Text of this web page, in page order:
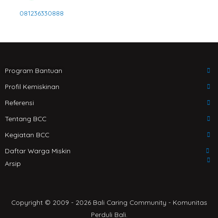
e
t
a
p
081236330888
Program Bantuan
Profil Kemiskinan
Referensi
Tentang BCC
Kegiatan BCC
Daftar Warga Miskin
Arsip
Copyright © 2009 - 2026 Bali Caring Community - Komunitas
Perduli Bali.